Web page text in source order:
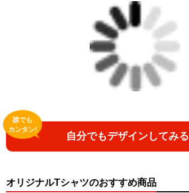
自分でもデザインしてみる
誰でも
カンタン!
オリジナルTシャツのおすすめ商品